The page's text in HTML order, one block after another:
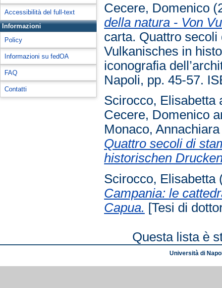
Accessibilità del full-text
Informazioni
Policy
Informazioni su fedOA
FAQ
Contatti
Cecere, Domenico
della natura - Von
carta. Quattro
Vulkanisches in
iconografia
Napoli, pp. 45-57.
Scirocco, Elisabetta
Cecere, Domenico
Monaco, Annachiara
Quattro secoli di
historischen
Scirocco, Elisabetta
Campania: le
Capua. [Tesi di
Questa lista è
Università di